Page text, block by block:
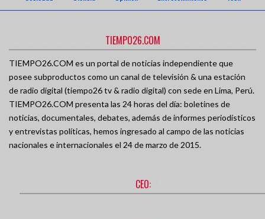
TIEMPO26.COM
TIEMPO26.COM es un portal de noticias independiente que
posee subproductos como un canal de televisión & una estación
de radio digital (tiempo26 tv & radio digital) con sede en Lima, Perú.
TIEMPO26.COM presenta las 24 horas del día: boletines de
noticias, documentales, debates, además de informes periodísticos
y entrevistas políticas, hemos ingresado al campo de las noticias
nacionales e internacionales el 24 de marzo de 2015.
CEO: